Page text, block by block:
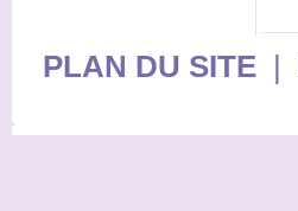
PLAN DU SITE|